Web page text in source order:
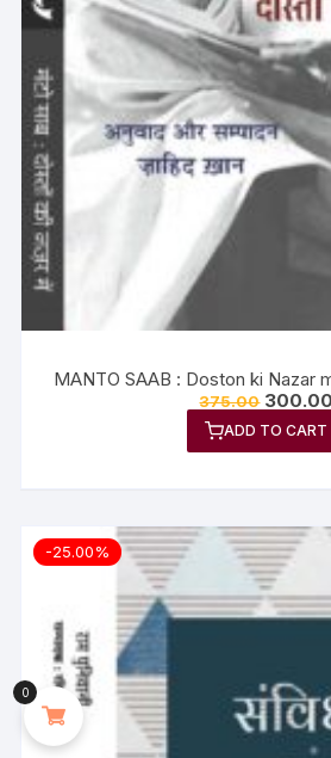
MANTO SAAB : Doston ki Nazar
375.00 300.00
ADD TO CART
-25.00%
0